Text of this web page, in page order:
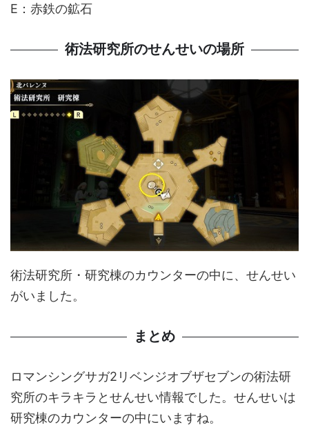
E：赤鉄の鉱石
術法研究所のせんせいの場所
術法研究所・研究棟のカウンターの中に、せんせい
がいました。
まとめ
ロマンシングサガ2リベンジオブザセブンの術法研
究所のキラキラとせんせい情報でした。せんせいは
研究棟のカウンターの中にいますね。